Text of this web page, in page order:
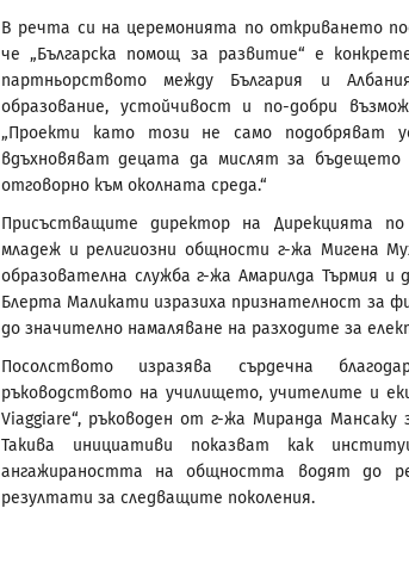
В речта си на церемонията по откриването
че „Българска помощ за развитие“ е
партньорството между България и
образование, устойчивост и по-добри
„Проекти като този не само подобряват
вдъхновяват децата да мислят за
отговорно към околната среда.“
Присъстващите директор на Дирекцията по
младеж и религиозни общности г-жа Мигена
образователна служба г-жа Амарилда Търмия
Блерта Маликати изразиха признателност за
до значително намаляване на разходите за
Посолството изразява сърдечна
ръководството на училището, учителите и
Viaggiare“, ръководен от г-жа Миранда
Такива инициативи показват как
ангажираността на общността водят до
резултати за следващите поколения.